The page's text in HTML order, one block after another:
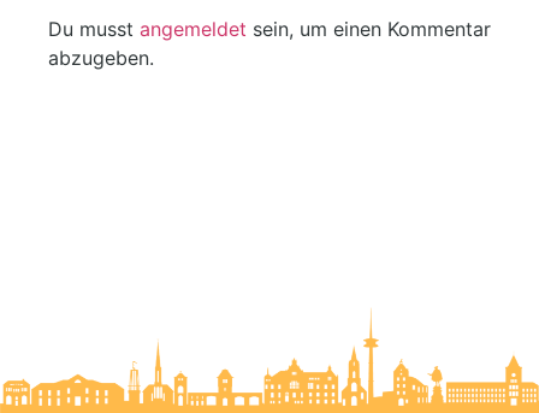
Du musst angemeldet sein, um einen Kommentar
abzugeben.